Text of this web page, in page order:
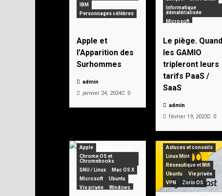
IBM
Personnages célèbres
Apple et
l’Apparition des
Surhommes
admin
janvier 24, 2024
0
Informatique
dématérialisée
Microsoft
Le piège. Quand
les GAMIO
tripleront leurs
tarifs PaaS /
SaaS
admin
février 19, 2023
0
Apple
Chrome OS et
Chromebooks
GNU / Linux
Mac OS X
Microsoft
Ubuntu
Vie privée
Windows
Astuces et conseils
Linux Mint
Réseautique et Wifi
Ubuntu
Vie privée
VPN
Zorin OS